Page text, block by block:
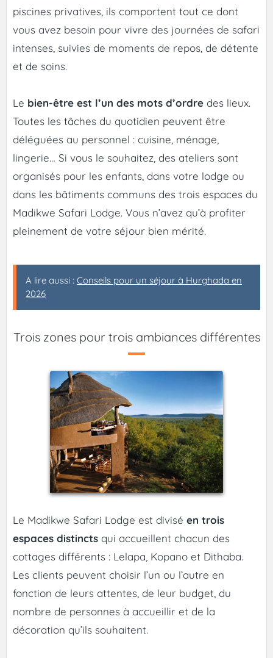
piscines privatives, ils comportent tout ce dont
vous avez besoin pour vivre des journées de safari
intenses, suivies de moments de repos, de détente
et de soins.
Le bien-être est l’un des mots d’ordre des lieux.
Toutes les tâches du quotidien peuvent être
déléguées au personnel : cuisine, ménage,
lingerie… Si vous le souhaitez, des ateliers sont
organisés pour les enfants, dans votre lodge ou
dans les bâtiments communs des trois espaces du
Madikwe Safari Lodge. Vous n’avez qu’à profiter
pleinement de votre séjour bien mérité.
A lire aussi : Conseils pour un séjour à Hurghada en
2026
Trois zones pour trois ambiances différentes
Le Madikwe Safari Lodge est divisé en trois
espaces distincts qui accueillent chacun des
cottages différents : Lelapa, Kopano et Dithaba.
Les clients peuvent choisir l’un ou l’autre en
fonction de leurs attentes, de leur budget, du
nombre de personnes à accueillir et de la
décoration qu’ils souhaitent.